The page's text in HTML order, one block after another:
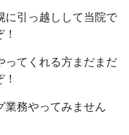
に引っ越しして当院で
ってくれる方まだまだ
業務やってみません